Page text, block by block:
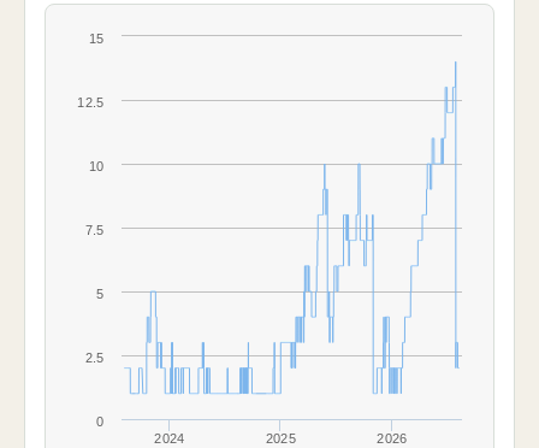
2024 2025 2026
0
2.5
5
7.5
10
12.5
15